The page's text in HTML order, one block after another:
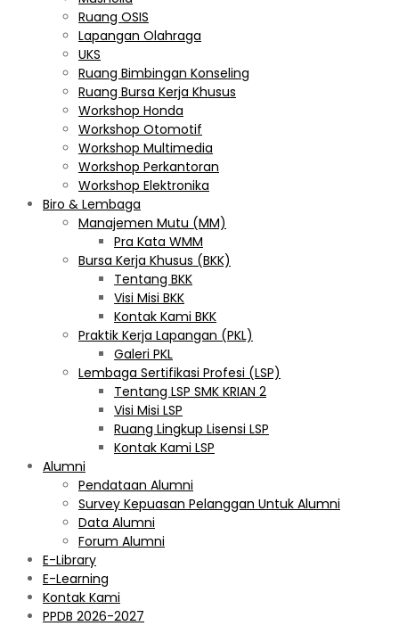
Ruang OSIS
Lapangan Olahraga
UKS
Ruang Bimbingan Konseling
Ruang Bursa Kerja Khusus
Workshop Honda
Workshop Otomotif
Workshop Multimedia
Workshop Perkantoran
Workshop Elektronika
Biro & Lembaga
Manajemen Mutu (MM)
Pra Kata WMM
Bursa Kerja Khusus (BKK)
Tentang BKK
Visi Misi BKK
Kontak Kami BKK
Praktik Kerja Lapangan (PKL)
Galeri PKL
Lembaga Sertifikasi Profesi (LSP)
Tentang LSP SMK KRIAN 2
Visi Misi LSP
Ruang Lingkup Lisensi LSP
Kontak Kami LSP
Alumni
Pendataan Alumni
Survey Kepuasan Pelanggan Untuk Alumni
Data Alumni
Forum Alumni
E-Library
E-Learning
Kontak Kami
PPDB 2026-2027